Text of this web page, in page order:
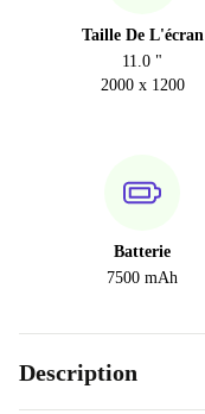
Taille De L'écran
11.0 "
2000 x 1200
Batterie
7500 mAh
Description